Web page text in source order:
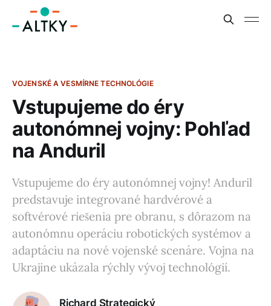
VOJENSKÉ A VESMÍRNE TECHNOLÓGIE
Vstupujeme do éry
autonómnej vojny: Pohľad
na Anduril
Vstupujeme do éry autonómnej vojny! Anduril
predstavuje integrované hardvérové a
softvérové riešenia pre obranu, s dôrazom na
autonómnu operáciu robotických systémov a
adaptáciu na nové vojenské scenáre. Vojna na
Ukrajine ukázala rýchly vývoj technológií.
Richard Strategický